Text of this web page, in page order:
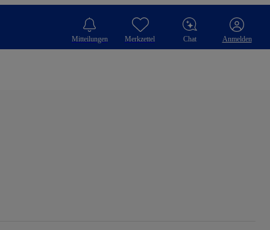
Mitteilungen Merkzettel Chat Anmelden